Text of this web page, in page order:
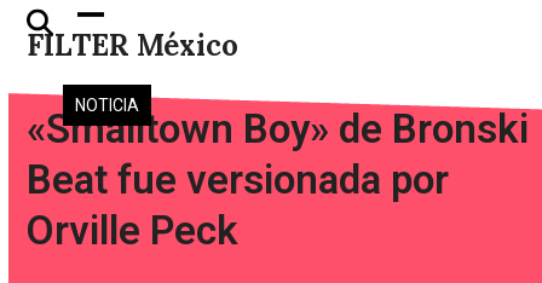
Skip
FILTER México
Open
mobile
menu
Close
mobile
menu
NOTICIA
«Smalltown Boy» de Bronski
Beat fue versionada por
Orville Peck